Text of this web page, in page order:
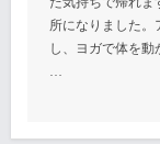
所になりました。
し、ヨガで体を動
…